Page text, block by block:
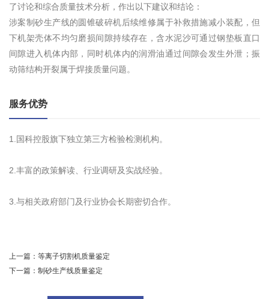
了讨论和综合质量技术分析，作出以下建议和结论：
涉案制砂生产线的圆锥破碎机后续维修属于补救措施减小装配，但
下机架壳体不均匀磨损间隙持续存在，含水泥沙可通过钢垫板直口
间隙进入机体内部，同时机体内的润滑油通过间隙会发生外泄；振
动筛结构开裂属于焊接质量问题。
服务优势
1.国科控股旗下独立第三方检验检测机构。
2.丰富的政策解读、行业调研及实战经验。
3.与相关政府部门及行业协会长期密切合作。
上一篇： 等离子切割机质量鉴定
下一篇： 制砂生产线质量鉴定